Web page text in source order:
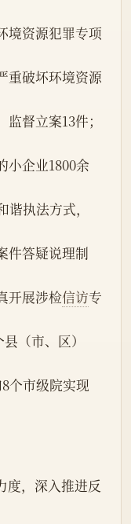
境资源犯罪专项
重破坏环境资源
督立案13件；
小企业1800余
执法方式，
件答疑说理制
开展涉检信访专
（市、区）
个市级院实现